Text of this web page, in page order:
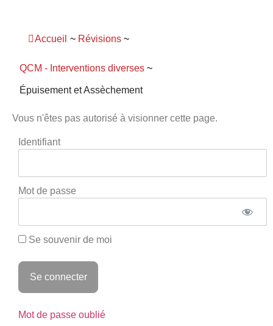
Accueil ~ Révisions ~
QCM - Interventions diverses ~
Épuisement et Assèchement
Vous n'êtes pas autorisé à visionner cette page.
Identifiant
Mot de passe
Se souvenir de moi
Mot de passe oublié